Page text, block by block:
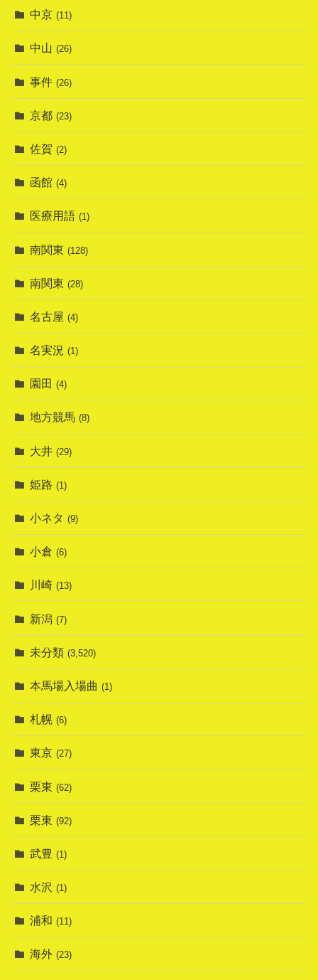
中京 (11)
中山 (26)
事件 (26)
京都 (23)
佐賀 (2)
函館 (4)
医療用語 (1)
南関東 (128)
南関東 (28)
名古屋 (4)
名実況 (1)
園田 (4)
地方競馬 (8)
大井 (29)
姫路 (1)
小ネタ (9)
小倉 (6)
川崎 (13)
新潟 (7)
未分類 (3,520)
本馬場入場曲 (1)
札幌 (6)
東京 (27)
栗東 (62)
栗東 (92)
武豊 (1)
水沢 (1)
浦和 (11)
海外 (23)